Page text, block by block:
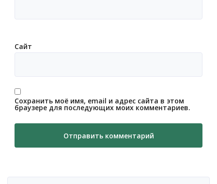
Сайт
Сохранить моё имя, email и адрес сайта в этом
браузере для последующих моих комментариев.